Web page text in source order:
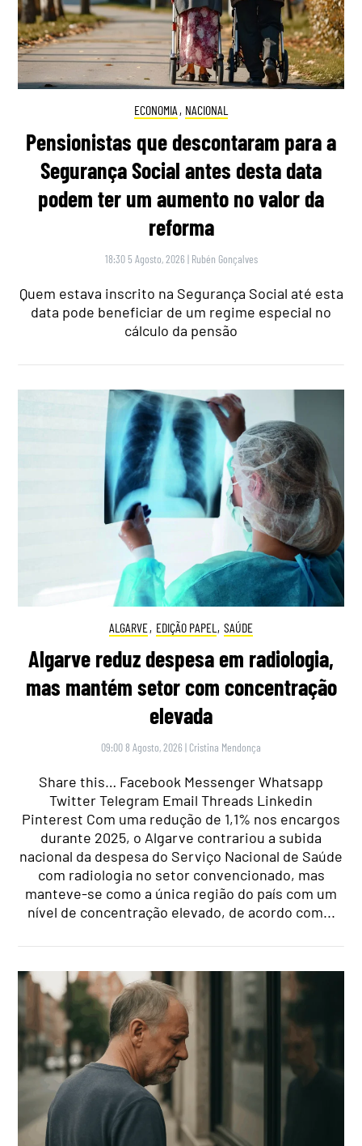
ECONOMIA , NACIONAL
Pensionistas que descontaram para a
Segurança Social antes desta data
podem ter um aumento no valor da
reforma
18:30 5 Agosto, 2026 | Rubén Gonçalves
Quem estava inscrito na Segurança Social até esta
data pode beneficiar de um regime especial no
cálculo da pensão
ALGARVE, EDIÇÃO PAPEL , SAÚDE
Algarve reduz despesa em radiologia,
mas mantém setor com concentração
elevada
09:00 8 Agosto, 2026 | Cristina Mendonça
Share this… Facebook Messenger Whatsapp
Twitter Telegram Email Threads Linkedin
Pinterest Com uma redução de 1,1% nos encargos
durante 2025, o Algarve contrariou a subida
nacional da despesa do Serviço Nacional de Saúde
com radiologia no setor convencionado, mas
manteve-se como a única região do país com um
nível de concentração elevado, de acordo com...